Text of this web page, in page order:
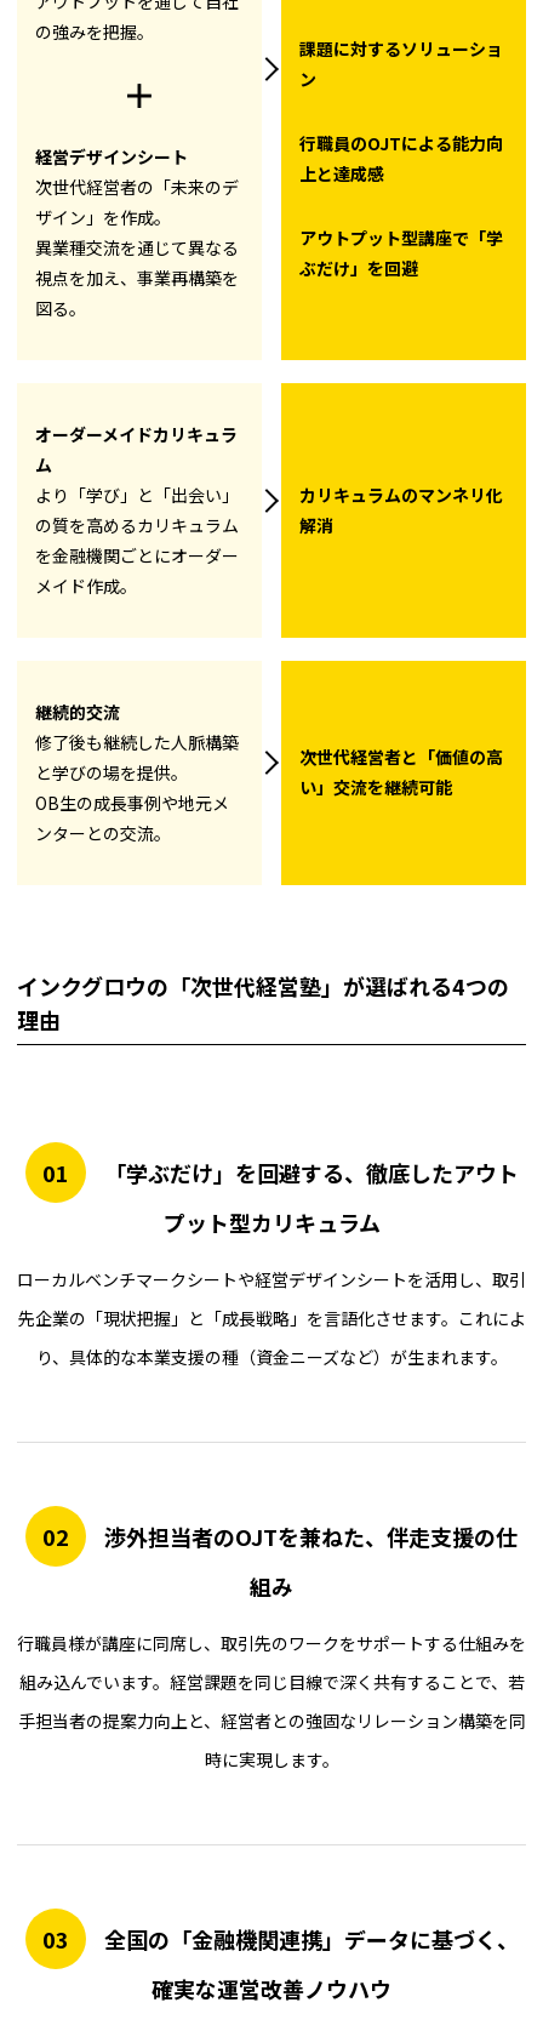
の強みを把握。
＋
経営デザインシート
次世代経営者の「未来のデ
ザイン」を作成。
異業種交流を通じて異なる
視点を加え、事業再構築を
図る。
課題に対するソリューショ
ン
行職員のOJTによる能力向
上と達成感
アウトプット型講座で「学
ぶだけ」を回避
オーダーメイドカリキュラ
ム
より「学び」と「出会い」
の質を高めるカリキュラム
を金融機関ごとにオーダー
メイド作成。
カリキュラムのマンネリ化
解消
継続的交流
修了後も継続した人脈構築
と学びの場を提供。
OB生の成長事例や地元メ
ンターとの交流。
次世代経営者と「価値の高
い」交流を継続可能
インクグロウの「次世代経営塾」が選ばれる4つの
理由
01
「学ぶだけ」を回避する、徹底したアウト
プット型カリキュラム
ローカルベンチマークシートや経営デザインシートを活用し、取引
先企業の「現状把握」と「成長戦略」を言語化させます。これによ
り、具体的な本業支援の種（資金ニーズなど）が生まれます。
02
渉外担当者のOJTを兼ねた、伴走支援の仕
組み
行職員様が講座に同席し、取引先のワークをサポートする仕組みを
組み込んでいます。経営課題を同じ目線で深く共有することで、若
手担当者の提案力向上と、経営者との強固なリレーション構築を同
時に実現します。
03
全国の「金融機関連携」データに基づく、
確実な運営改善ノウハウ